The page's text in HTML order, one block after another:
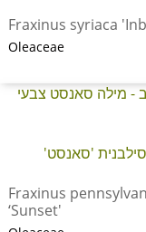
Fraxinus syriaca
Oleaceae
'סאנסט'
Fraxinus
‘Sunset'